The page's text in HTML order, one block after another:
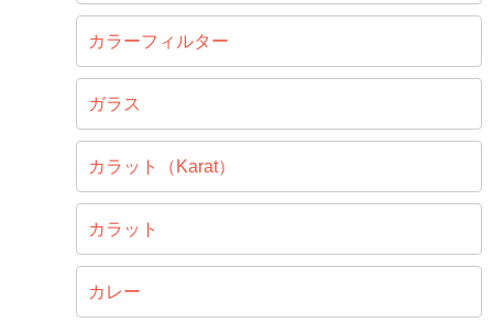
カラーフィルター
ガラス
カラット（Karat）
カラット
カレー